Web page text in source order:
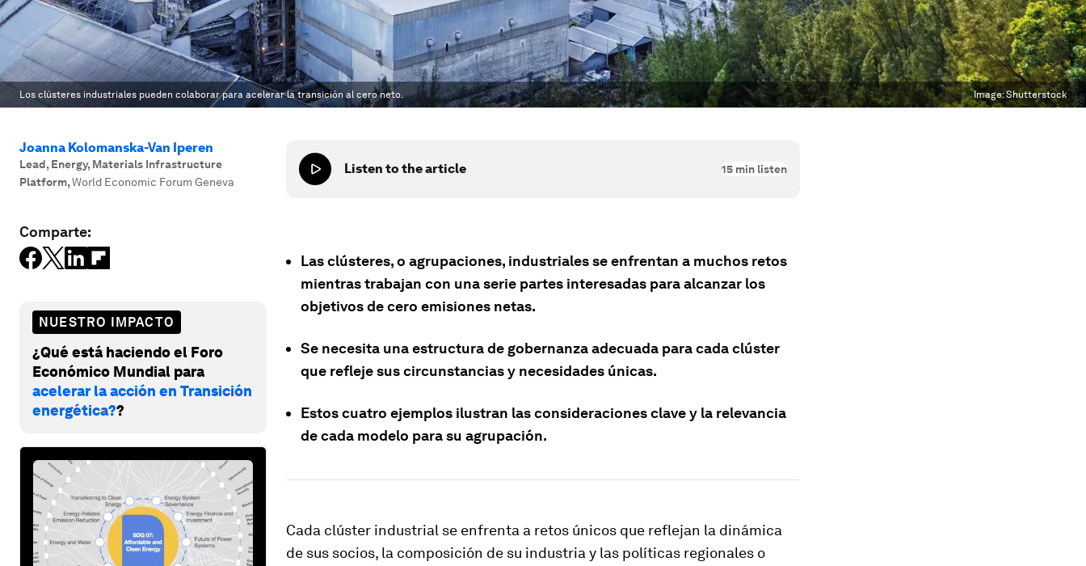
Los clústeres industriales pueden colaborar para acelerar la transición al cero neto. Image:Shutterstock
Joanna Kolomanska-Van Iperen
Lead, Energy, Materials Infrastructure
Platform,World Economic Forum Geneva
Comparte:
NUESTRO IMPACTO
¿Qué está haciendo el Foro
Económico Mundial para
acelerar la acción en Transición
energética??
Listen to the article 15 min listen
Las clústeres, o agrupaciones, industriales se enfrentan a muchos retos
mientras trabajan con una serie partes interesadas para alcanzar los
objetivos de cero emisiones netas.
Se necesita una estructura de gobernanza adecuada para cada clúster
que refleje sus circunstancias y necesidades únicas.
Estos cuatro ejemplos ilustran las consideraciones clave y la relevancia
de cada modelo para su agrupación.
Cada clúster industrial se enfrenta a retos únicos que reflejan la dinámica
de sus socios, la composición de su industria y las políticas regionales o